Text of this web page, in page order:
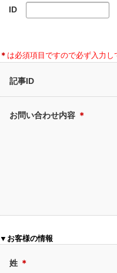
ID
＊ は必須項目ですので必ず入力し
記事ID
お問い合わせ内容 ＊
▼お客様の情報
姓 ＊